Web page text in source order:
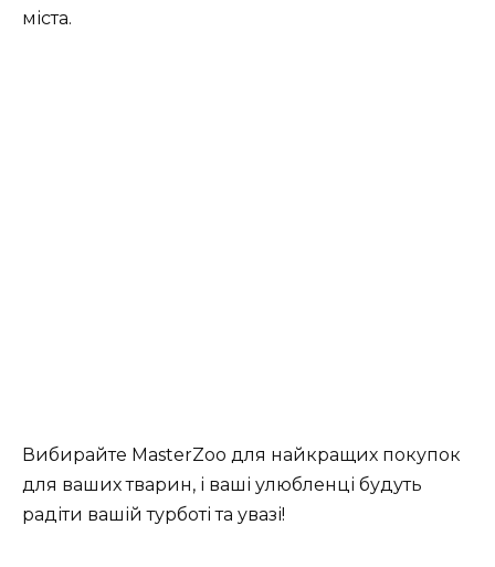
міста.
Вибирайте MasterZoo для найкращих покупок
для ваших тварин, і ваші улюбленці будуть
радіти вашій турботі та увазі!